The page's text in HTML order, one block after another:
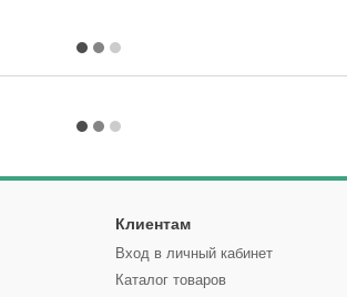
Клиентам
Вход в личный кабинет
Каталог товаров